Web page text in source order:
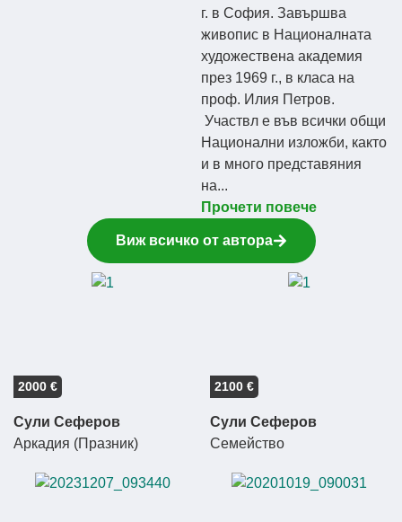
г. в София. Завършва
живопис в Националната
художествена академия
през 1969 г., в класа на
проф. Илия Петров.
Участвл е във всички общи
Национални изложби, както
и в много представяния
на...
Прочети повече
Виж всичко от автора
2000 €
Сули Сеферов
Аркадия (Празник)
2100 €
Сули Сеферов
Семейство